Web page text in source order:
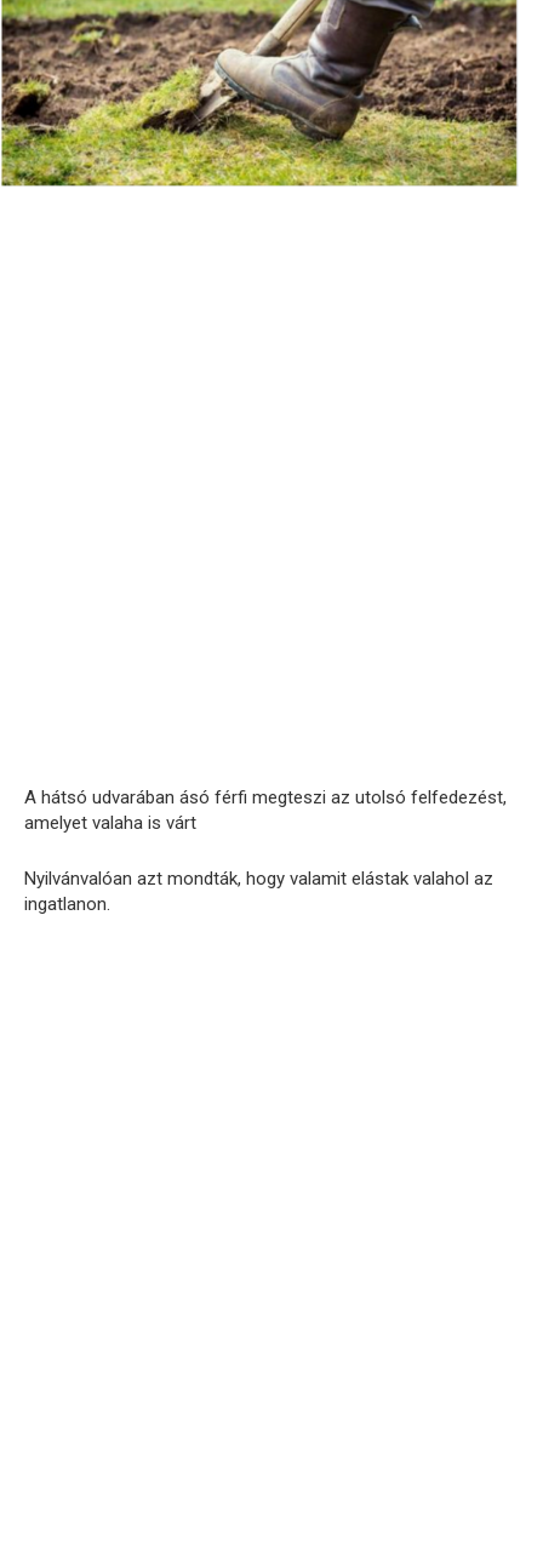
A hátsó udvarában ásó férfi megteszi az utolsó felfedezést,
amelyet valaha is várt
Nyilvánvalóan azt mondták, hogy valamit elástak valahol az
ingatlanon.